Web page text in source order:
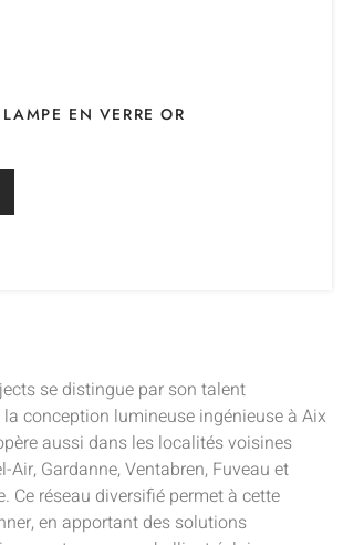
EN VERRE OR
se distingue par son talent
conception lumineuse ingénieuse à Aix
aussi dans les localités voisines
Air, Gardanne, Ventabren, Fuveau et
Ce réseau diversifié permet à cette
en apportant des solutions